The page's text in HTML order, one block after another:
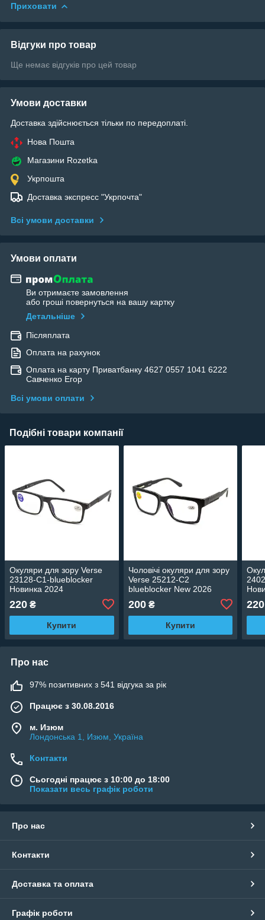
Приховати
Відгуки про товар
Ще немає відгуків про цей товар
Умови доставки
Доставка здійснюється тільки по передоплаті.
Нова Пошта
Магазини Rozetka
Укрпошта
Доставка экспресс "Укрпочта"
Всі умови доставки
Умови оплати
Ви отримаєте замовлення
або гроші повернуться на вашу картку
Детальніше
Післяплата
Оплата на рахунок
Оплата на карту Приватбанку 4627 0557 1041 6222
Савченко Егор
Всі умови оплати
Подібні товари компанії
Окуляри для зору Verse
23128-C1-blueblocker
Новинка 2024
220 ₴
Купити
Чоловічі окуляри для зору
Verse 25212-C2
blueblocker New 2026
200₴
Купити
220
Про нас
97% позитивних з 541 відгука за рік
Працює з 30.08.2016
м. Изюм
Лондонська 1, Изюм, Україна
Контакти
Сьогодні працює з 10:00 до 18:00
Показати весь графік роботи
Про нас
Контакти
Доставка та оплата
Графік роботи